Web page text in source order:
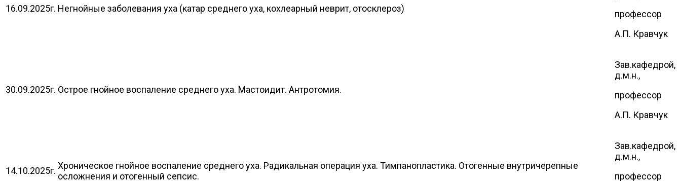
16.09.2025г. Негнойные заболевания уха (катар среднего уха, кохлеарный неврит, отосклероз)
профессор
А.П. Кравчук
30.09.2025г. Острое гнойное воспаление среднего уха. Мастоидит. Антротомия.
Зав.кафедрой,
д.м.н.,
профессор
А.П. Кравчук
14.10.2025г. Хроническое гнойное воспаление среднего уха. Радикальная операция уха. Тимпанопластика. Отогенные внутричерепные
осложнения и отогенный сепсис.
Зав.кафедрой,
д.м.н.,
профессор